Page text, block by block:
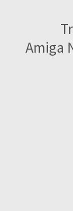
Amiga